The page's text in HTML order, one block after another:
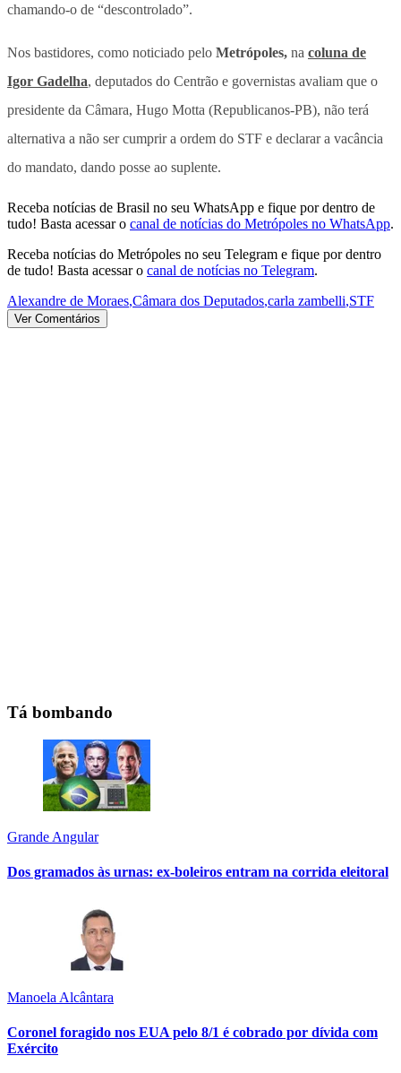
chamando-o de “descontrolado”.
Nos bastidores, como noticiado pelo Metrópoles, na coluna de
Igor Gadelha, deputados do Centrão e governistas avaliam que o
presidente da Câmara, Hugo Motta (Republicanos-PB), não terá
alternativa a não ser cumprir a ordem do STF e declarar a vacância
do mandato, dando posse ao suplente.
Receba notícias de Brasil no seu WhatsApp e fique por dentro de
tudo! Basta acessar o canal de notícias do Metrópoles no WhatsApp.
Receba notícias do Metrópoles no seu Telegram e fique por dentro
de tudo! Basta acessar o canal de notícias no Telegram.
Alexandre de Moraes,Câmara dos Deputados,carla zambelli,STF
Ver Comentários
Tá bombando
Grande Angular
Dos gramados às urnas: ex-boleiros entram na corrida eleitoral
Manoela Alcântara
Coronel foragido nos EUA pelo 8/1 é cobrado por dívida com
Exército